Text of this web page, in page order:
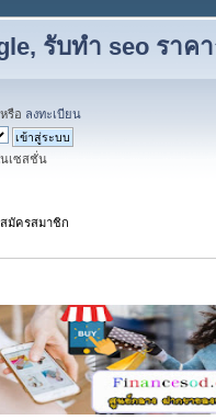
รับทำ seo ราค
หรือ ลงทะเบียน
นเซสชั่น
สมัครสมาชิก